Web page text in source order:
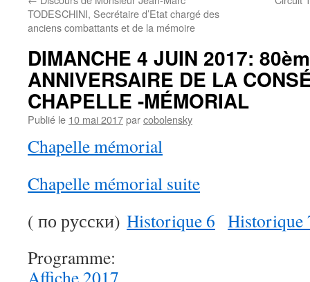
TODESCHINI, Secrétaire d’Etat chargé des
anciens combattants et de la mémoire
DIMANCHE 4 JUIN 2017:
ANNIVERSAIRE DE LA
CHAPELLE -MÉMORIAL
Publié le 10 mai 2017parcobolensky
Chapelle mémorial
Chapelle mémorial suite
( по русски) Historique 6 Historique
Programme:
Affiche 2017